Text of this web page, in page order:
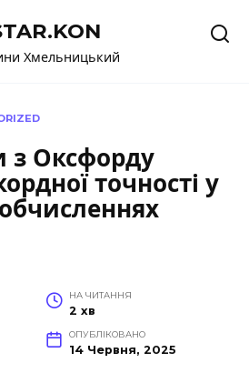
Хмельницький
з Оксфорду
точності у
НА ЧИТАННЯ
2 хв
ОПУБЛІКОВАНО
14 Червня, 2025